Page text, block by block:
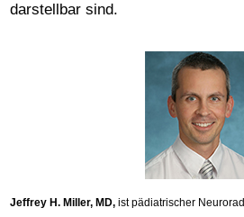
darstellbar sind.
Jeffrey H. Miller, MD, ist pädiatrischer